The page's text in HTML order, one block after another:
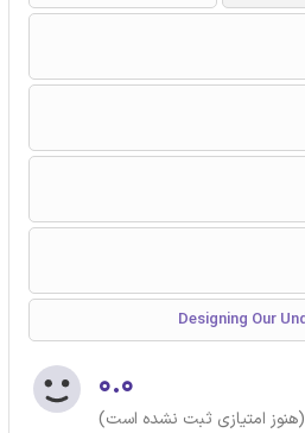
۰.۰
(هنوز امتیازی ثبت نشده است)